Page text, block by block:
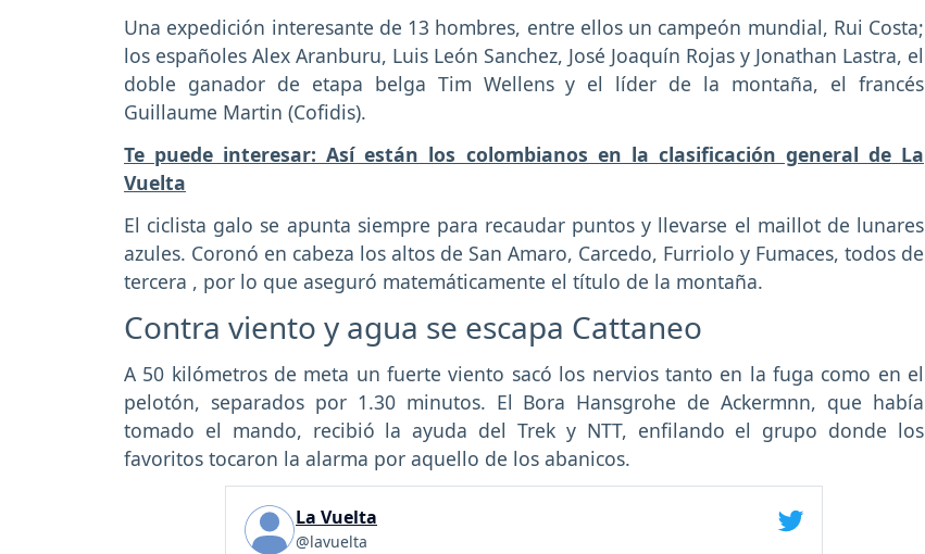
Una expedición interesante de 13 hombres, entre ellos un campeón mundial, Rui Costa;
los españoles Alex Aranburu, Luis León Sanchez, José Joaquín Rojas y Jonathan Lastra, el
doble ganador de etapa belga Tim Wellens y el líder de la montaña, el francés
Guillaume Martin (Cofidis).
Te puede interesar: Así están los colombianos en la clasificación general de La
Vuelta
El ciclista galo se apunta siempre para recaudar puntos y llevarse el maillot de lunares
azules. Coronó en cabeza los altos de San Amaro, Carcedo, Furriolo y Fumaces, todos de
tercera , por lo que aseguró matemáticamente el título de la montaña.
Contra viento y agua se escapa Cattaneo
A 50 kilómetros de meta un fuerte viento sacó los nervios tanto en la fuga como en el
pelotón, separados por 1.30 minutos. El Bora Hansgrohe de Ackermnn, que había
tomado el mando, recibió la ayuda del Trek y NTT, enfilando el grupo donde los
favoritos tocaron la alarma por aquello de los abanicos.
La Vuelta
@lavuelta